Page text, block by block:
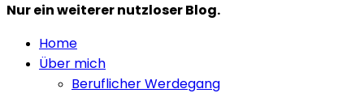
Nur ein weiterer nutzloser Blog.
Home
Über mich
Beruflicher Werdegang